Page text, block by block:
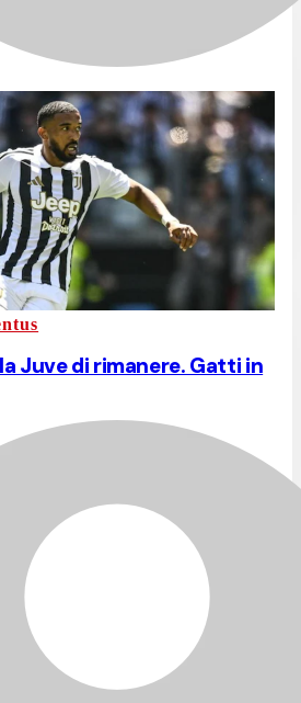
Juve di rimanere. Gatti in